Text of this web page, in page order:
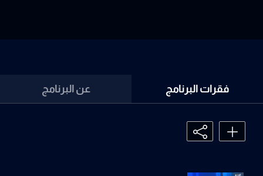
فقرات البرنامج عن البرنامج